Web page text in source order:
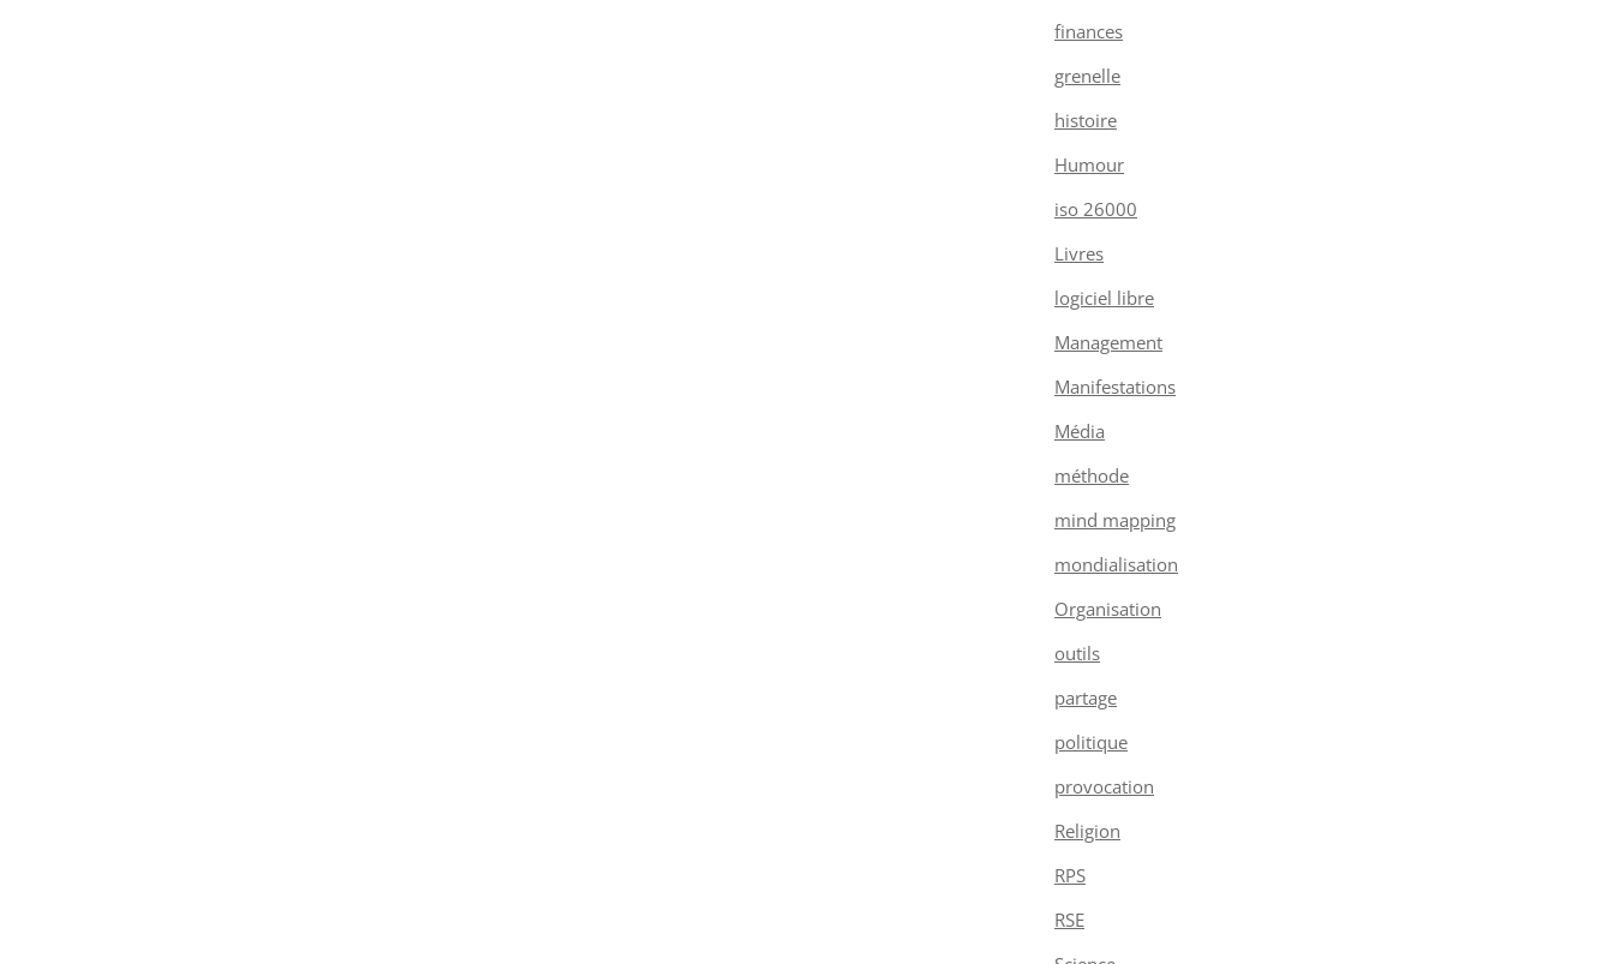
finances
grenelle
histoire
Humour
iso 26000
Livres
logiciel libre
Management
Manifestations
Média
méthode
mind mapping
mondialisation
Organisation
outils
partage
politique
provocation
Religion
RPS
RSE